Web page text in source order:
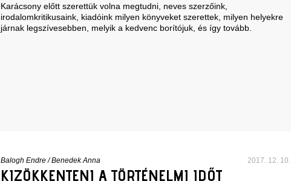
Karácsony előtt szerettük volna megtudni, neves szerzőink,
irodalomkritikusaink, kiadóink milyen könyveket szerettek, milyen helyekre
járnak legszívesebben, melyik a kedvenc borítójuk, és így tovább.
Balogh Endre/Benedek Anna 2017. 12. 10.
KIZÖKKENTENI A TÖRTÉNELMI IDŐT